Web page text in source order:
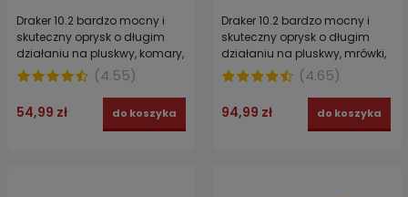
Draker 10.2 bardzo mocny i
skuteczny oprysk o długim
działaniu na pluskwy, komary,
kleszcze, pchły, karaluchy 100
ml
(4.55)
54,99 zł do koszyka
Draker 10.2 bardzo mocny i
skuteczny oprysk o długim
działaniu na pluskwy, mrówki,
komary, kleszcze, osy 250 ml
(4.65)
94,99 zł do koszyka